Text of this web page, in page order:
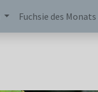
Fuchsie des Monats